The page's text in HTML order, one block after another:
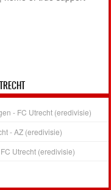
- FC Utrecht (eredivisie)
- AZ (eredivisie)
Utrecht (eredivisie)